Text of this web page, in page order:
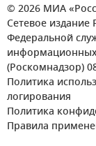
© 2026 МИА
Сетевое издание
Федеральной
(Роскомнадзор)
Политика
логирования
Политика
Правила